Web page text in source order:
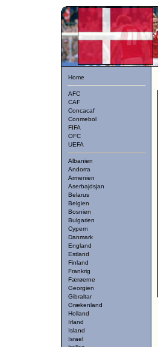
Home
AFC
CAF
Concacaf
Conmebol
FIFA
OFC
UEFA
Albanien
Andorra
Armenien
Aserbajdsjan
Belarus
Belgien
Bosnien
Bulgarien
Cypern
Danmark
England
Estland
Finland
Frankrig
Færøerne
Georgien
Gibraltar
Grækenland
Holland
Irland
Island
Israel